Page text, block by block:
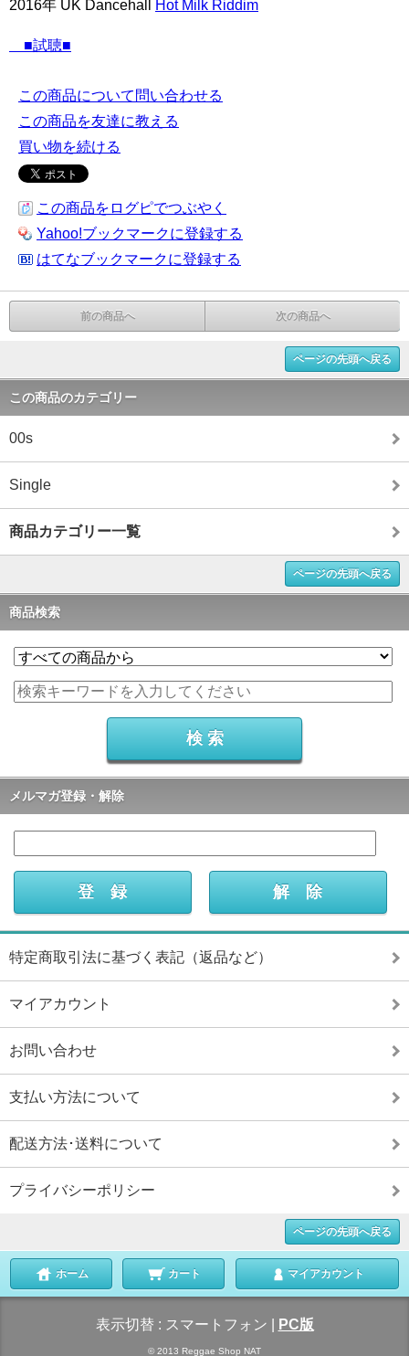
2016年 UK Dancehall Hot Milk Riddim
■試聴■
この商品について問い合わせる
この商品を友達に教える
買い物を続ける
この商品をログピでつぶやく
Yahoo!ブックマークに登録する
はてなブックマークに登録する
前の商品へ 次の商品へ
ページの先頭へ戻る
この商品のカテゴリー
00s
Single
商品カテゴリー一覧
ページの先頭へ戻る
商品検索
メルマガ登録・解除
特定商取引法に基づく表記（返品など）
マイアカウント
お問い合わせ
支払い方法について
配送方法･送料について
プライバシーポリシー
ページの先頭へ戻る
ホーム カート マイアカウント
表示切替 : スマートフォン PC版
© 2013 Reggae Shop NAT